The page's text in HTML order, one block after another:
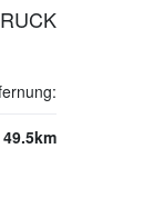
49.5km